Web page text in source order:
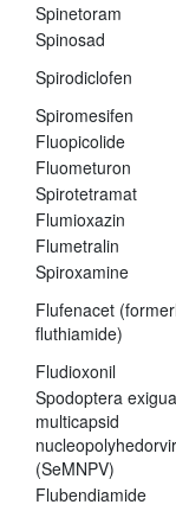
Spinetoram
Spinosad
Spirodiclofen
Spiromesifen
Fluopicolide
Fluometuron
Spirotetramat
Flumioxazin
Flumetralin
Spiroxamine
Flufenacet
fluthiamide)
Fludioxonil
Spodoptera exigua
multicapsid
(SeMNPV)
Flubendiamide